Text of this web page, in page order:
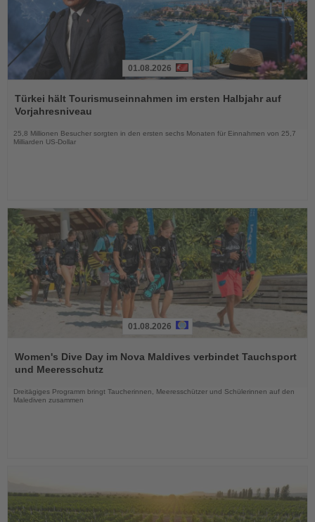
Sie
die
Nachrichten
01.08.2026
Türkei hält Tourismuseinnahmen im ersten Halbjahr auf
Vorjahresniveau
25,8 Millionen Besucher sorgten in den ersten sechs Monaten für Einnahmen von 25,7
Milliarden US-Dollar
Sie
die
01.08.2026
Women's Dive Day im Nova Maldives verbindet Tauchsport
und Meeresschutz
Dreitägiges Programm bringt Taucherinnen, Meeresschützer und Schülerinnen auf den
Malediven zusammen